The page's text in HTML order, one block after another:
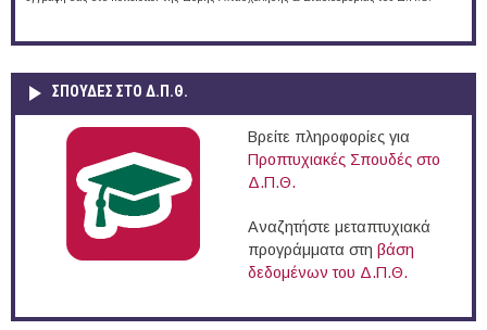
ΣΠΟΥΔΈΣ ΣΤΟ Δ.Π.Θ.
Βρείτε πληροφορίες για
Προπτυχιακές Σπουδές στο
Δ.Π.Θ.
Αναζητήστε μεταπτυχιακά
προγράμματα στη βάση
δεδομένων του Δ.Π.Θ.